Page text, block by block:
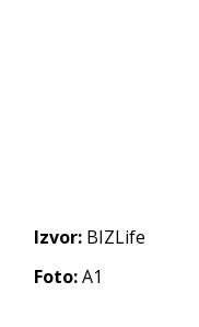
Izvor: BIZLife
Foto:A1